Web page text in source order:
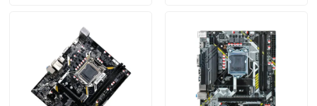
Продукты
Видео